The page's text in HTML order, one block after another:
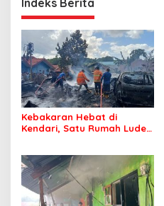
Kebakaran Hebat di
Kendari, Satu Rumah Ludes